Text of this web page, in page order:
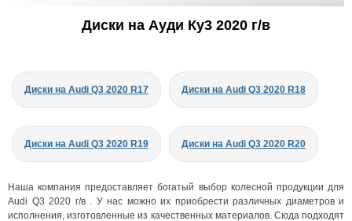
Диски на Ауди Ку3 2020 г/в
Диски на Audi Q3 2020 R17 Диски на Audi Q3 2020 R18
Диски на Audi Q3 2020 R19 Диски на Audi Q3 2020 R20
Наша компания предоставляет богатый выбор колесной продукции для
Audi Q3 2020 г/в . У нас можно их приобрести различных диаметров и
исполнения, изготовленные из качественных материалов. Сюда подходят